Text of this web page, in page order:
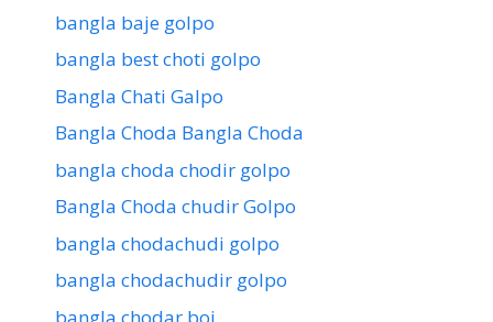
bangla baje golpo
bangla best choti golpo
Bangla Chati Galpo
Bangla Choda Bangla Choda
bangla choda chodir golpo
Bangla Choda chudir Golpo
bangla chodachudi golpo
bangla chodachudir golpo
bangla chodar boi